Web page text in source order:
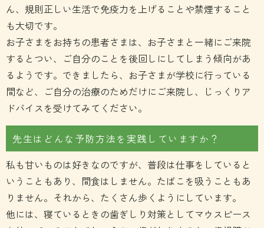
ん、規則正しい生活で免疫力を上げることや禁煙すること
も大切です。
お子さまをお持ちの患者さまは、お子さまと一緒にご来院
するとつい、ご自分のことを後回しにしてしまう傾向があ
るようです。できましたら、お子さまが学校に行っている
間など、ご自分の治療のためだけにご来院し、じっくりア
ドバイスを受けてみてください。
先生はどんな予防方法を実践していますか？
私も甘いものは好きなのですが、普段は仕事をしていると
いうこともあり、間食はしません。たばこを吸うこともあ
りません。それから、たくさん歩くようにしています。
他には、寝ているときの歯ぎしり対策としてマウスピース